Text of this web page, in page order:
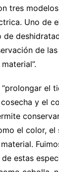
tres
Uno de
de
el
y el
el color, el
estas